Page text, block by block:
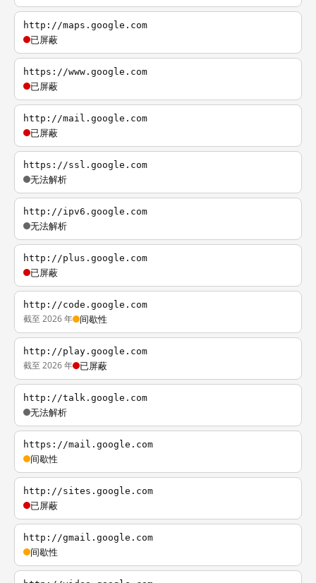
http://maps.google.com
已屏蔽
https://www.google.com
已屏蔽
http://mail.google.com
已屏蔽
https://ssl.google.com
无法解析
http://ipv6.google.com
无法解析
http://plus.google.com
已屏蔽
http://code.google.com
截至 2026 年 间歇性
http://play.google.com
截至 2026 年 已屏蔽
http://talk.google.com
无法解析
https://mail.google.com
间歇性
http://sites.google.com
已屏蔽
http://gmail.google.com
间歇性